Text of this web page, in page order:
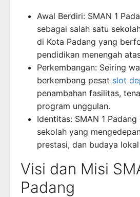
Awal Berdiri: SMAN 1
sebagai salah satu
di Kota Padang yang
pendidikan menengah
Perkembangan: Seiring
berkembang pesat slot
penambahan fasilitas,
program unggulan.
Identitas: SMAN 1
sekolah yang
prestasi, dan budaya
Visi dan Misi
Padang